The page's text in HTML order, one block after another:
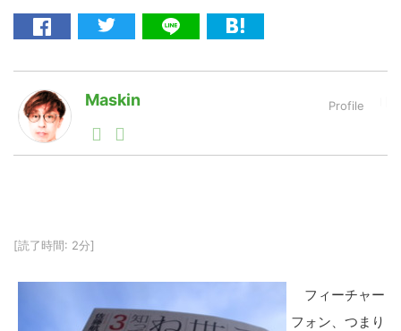
Maskin
1990年代初頭から記者としてまた起業家としてITスタ
ートアップ業界のハードウェアからソフトウェアの事業
スクとして数億PV事業に。世界最大IT系メディア（ス
などを経て、現在、スタートアップ支援側の取り組みに
[読了時間: 2分]
フィーチャー
フォン、つまり
Re:Work
AI
暗号資産
VR/AR
[Voice Edition]
[YouTube]
LINE
特集
Block Data Bank
Daily Weekly